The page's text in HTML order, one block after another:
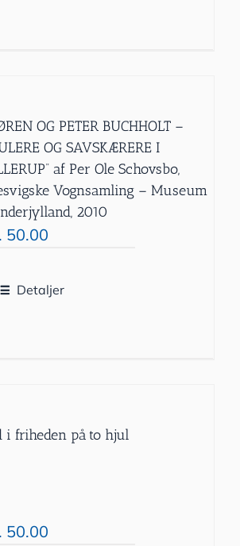
OG PETER BUCHHOLT –
OG SAVSKÆRERE I
af Per Ole Schovsbo,
Vognsamling – Museum
2010
50.00
Detaljer
i friheden på to hjul
50.00